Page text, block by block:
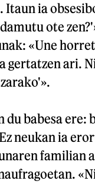
Itaun ia
ote
«Une
gertatzen ari.
du babesa ere:
neukan ia
familian